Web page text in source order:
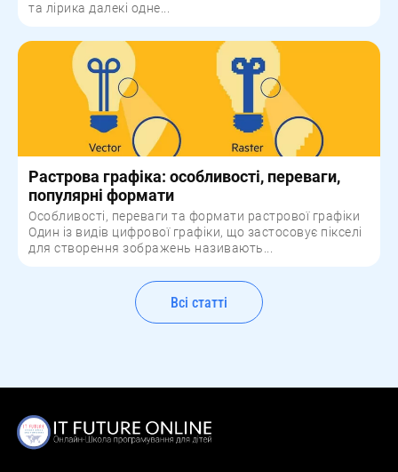
та лірика далекі одне...
Растрова графіка: особливості, переваги,
популярні формати
Особливості, переваги та формати растрової графіки
Один із видів цифрової графіки, що застосовує пікселі
для створення зображень називають...
Всі статті